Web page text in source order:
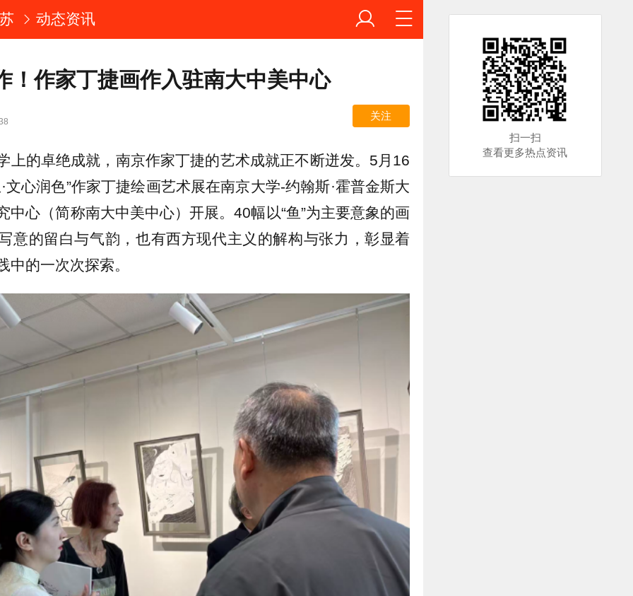
动态资讯
！作家丁捷画作入驻南大中美中心
关注
上的卓绝成就，南京作家丁捷的艺术成就正不断迸发。5月16
文心润色”作家丁捷绘画艺术展在南京大学-约翰斯·霍普金斯大
中心（简称南大中美中心）开展。40幅以“鱼”为主要意象的画
意的留白与气韵，也有西方现代主义的解构与张力，彰显着
中的一次次探索。
扫一扫
查看更多热点资讯